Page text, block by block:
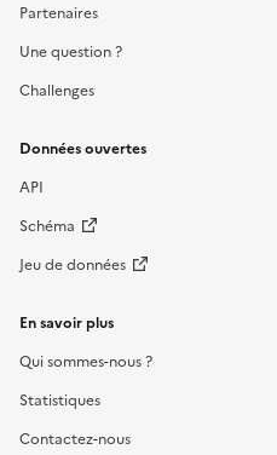
Partenaires
Une question ?
Challenges
Données ouvertes
API
Schéma
Jeu de données
En savoir plus
Qui sommes-nous ?
Statistiques
Contactez-nous